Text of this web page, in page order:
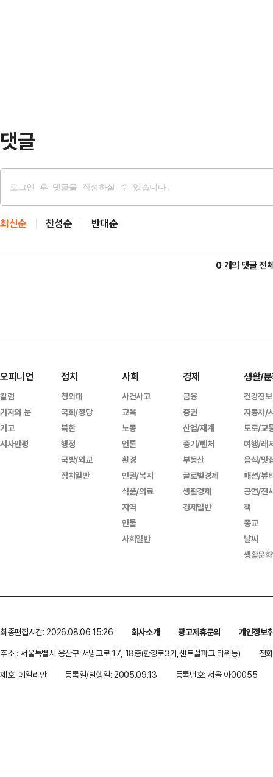
댓글
최신순 찬성순 반대순
0 개의 댓글 전
오피니언
칼럼
기자의 눈
기고
시사만평
정치
청와대
국회/정당
북한
행정
국방/외교
정치일반
사회
사건사고
교육
노동
언론
환경
인권/복지
식품/의료
지역
인물
사회일반
경제
금융
증권
산업/재계
중기/벤처
부동산
글로벌경제
생활경제
경제일반
생활/
건강정보
자동차/
도로/교
여행/레
음식/맛
패션/뷰
공연/전
책
종교
날씨
생활문
최종편집시간: 2026.08.06 15:26 회사소개 광고제휴문의
개인정보
주소 : 서울특별시 용산구 서빙고로 17, 18층(한강로3가,센트럴파크 타워동)
전
제호: 데일리안
등록일/발행일: 2005.09.13 등록번호: 서울 아00055